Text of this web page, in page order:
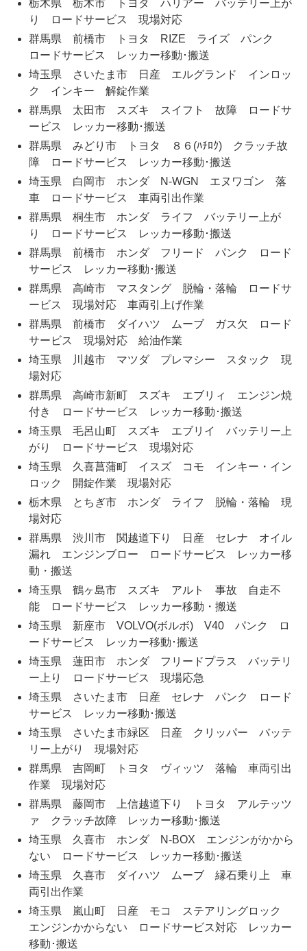
栃木県 栃木市 トヨタ ハリアー バッテリー上が
り ロードサービス 現場対応
群馬県 前橋市 トヨタ RIZE ライズ パンク
ロードサービス レッカー移動･搬送
埼玉県 さいたま市 日産 エルグランド インロッ
ク インキー 解錠作業
群馬県 太田市 スズキ スイフト 故障 ロードサ
ービス レッカー移動･搬送
群馬県 みどり市 トヨタ ８６(ﾊﾁﾛｸ) クラッチ故
障 ロードサービス レッカー移動･搬送
埼玉県 白岡市 ホンダ N-WGN エヌワゴン 落
車 ロードサービス 車両引出作業
群馬県 桐生市 ホンダ ライフ バッテリー上が
り ロードサービス レッカー移動･搬送
群馬県 前橋市 ホンダ フリード パンク ロード
サービス レッカー移動･搬送
群馬県 高崎市 マスタング 脱輪・落輪 ロードサ
ービス 現場対応 車両引上げ作業
群馬県 前橋市 ダイハツ ムーブ ガス欠 ロード
サービス 現場対応 給油作業
埼玉県 川越市 マツダ プレマシー スタック 現
場対応
群馬県 高崎市新町 スズキ エブリィ エンジン焼
付き ロードサービス レッカー移動･搬送
埼玉県 毛呂山町 スズキ エブリイ バッテリー上
がり ロードサービス 現場対応
埼玉県 久喜菖蒲町 イスズ コモ インキー・イン
ロック 開錠作業 現場対応
栃木県 とちぎ市 ホンダ ライフ 脱輪・落輪 現
場対応
群馬県 渋川市 関越道下り 日産 セレナ オイル
漏れ エンジンブロー ロードサービス レッカー移
動・搬送
埼玉県 鶴ヶ島市 スズキ アルト 事故 自走不
能 ロードサービス レッカー移動・搬送
埼玉県 新座市 VOLVO(ボルボ) V40 パンク ロ
ードサービス レッカー移動･搬送
埼玉県 蓮田市 ホンダ フリードプラス バッテリ
ー上り ロードサービス 現場応急
埼玉県 さいたま市 日産 セレナ パンク ロード
サービス レッカー移動･搬送
埼玉県 さいたま市緑区 日産 クリッパー バッテ
リー上がり 現場対応
群馬県 吉岡町 トヨタ ヴィッツ 落輪 車両引出
作業 現場対応
群馬県 藤岡市 上信越道下り トヨタ アルテッツ
ァ クラッチ故障 レッカー移動･搬送
埼玉県 久喜市 ホンダ N-BOX エンジンがかから
ない ロードサービス レッカー移動･搬送
埼玉県 久喜市 ダイハツ ムーブ 縁石乗り上 車
両引出作業
埼玉県 嵐山町 日産 モコ ステアリングロック
エンジンかからない ロードサービス対応 レッカー
移動･搬送